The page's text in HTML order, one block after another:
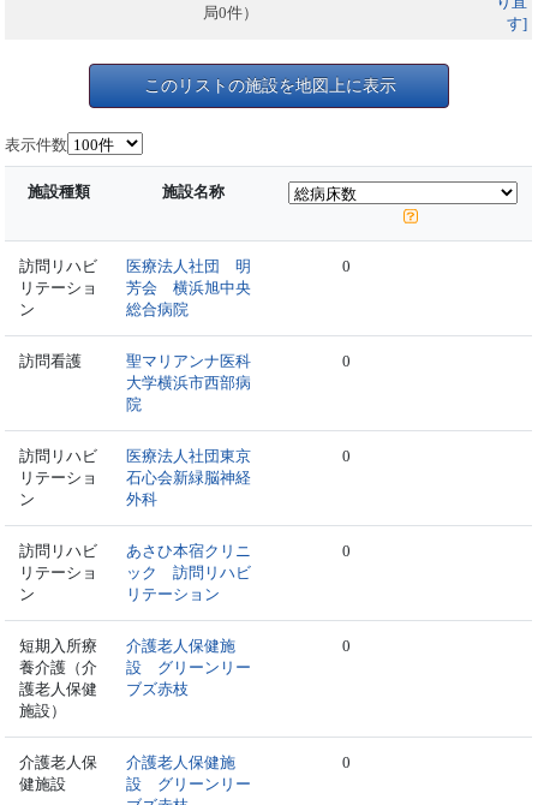
局0件）
す]
このリストの施設を地図上に表示
表示件数
施設種類 施設名称
訪問リハビ
リテーショ
ン
医療法人社団 明
芳会 横浜旭中央
総合病院
0
訪問看護
聖マリアンナ医科
大学横浜市西部病
院
0
訪問リハビ
リテーショ
ン
医療法人社団東京
石心会新緑脳神経
外科
0
訪問リハビ
リテーショ
ン
あさひ本宿クリニ
ック 訪問リハビ
リテーション
0
短期入所療
養介護（介
護老人保健
施設）
介護老人保健施
設 グリーンリー
ブズ赤枝
0
介護老人保
健施設
介護老人保健施
設 グリーンリー
0